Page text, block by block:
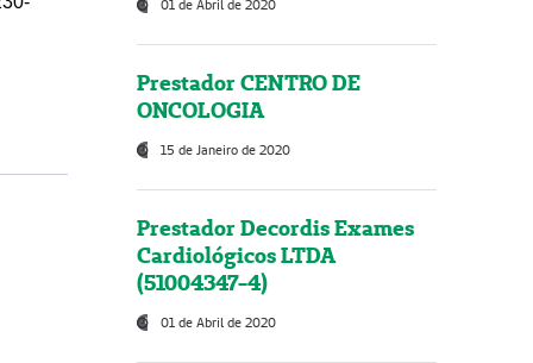
01 de Abril de 2020
Prestador CENTRO DE
ONCOLOGIA
15 de Janeiro de 2020
Prestador Decordis Exames
Cardiológicos LTDA
(51004347-4)
01 de Abril de 2020